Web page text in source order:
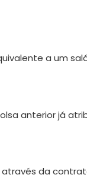
a um
anterior já
da